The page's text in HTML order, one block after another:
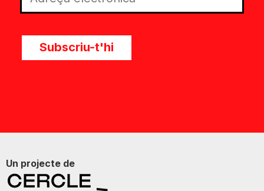
Subscriu-t'hi
Un projecte de